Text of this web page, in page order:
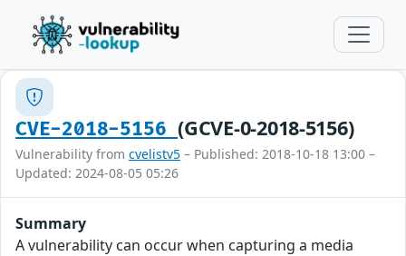
CVE-2018-5156(GCVE-0-2018-5156)
Vulnerability from cvelistv5 – Published: 2018-10-18 13:00 –
Updated: 2024-08-05 05:26
Summary
A vulnerability can occur when capturing a media